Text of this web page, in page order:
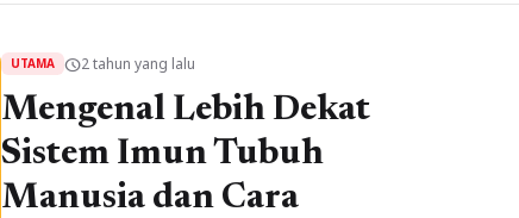
UTAMA schedule2 tahun yang lalu
Mengenal Lebih Dekat
Sistem Imun Tubuh
Manusia dan Cara